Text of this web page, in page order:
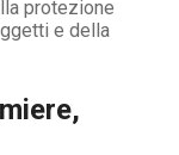
protezione
e della